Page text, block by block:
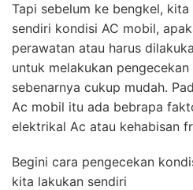
Tapi sebelum ke bengkel,
sendiri kondisi AC mobil,
perawatan atau harus
untuk melakukan
sebenarnya cukup mudah.
Ac mobil itu ada bebrapa
elektrikal Ac atau kehabisan
Begini cara pengecekan
kita lakukan sendiri